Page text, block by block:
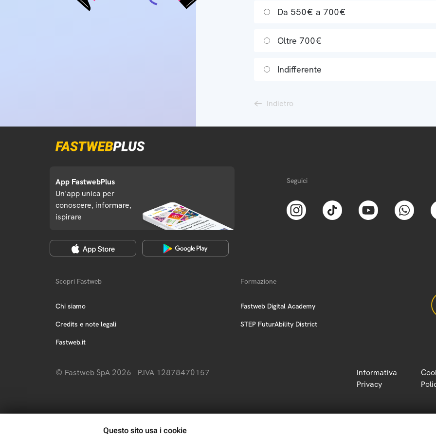
Da 550€ a 700€
Oltre 700€
Indifferente
Indietro
App FastwebPlus
Un'app unica per
conoscere, informare,
ispirare
Seguici
Scopri Fastweb
Chi siamo
Credits e note legali
Fastweb.it
Formazione
Fastweb Digital Academy
STEP FuturAbility District
© Fastweb SpA 2026 - P.IVA 12878470157
Informativa
Privacy